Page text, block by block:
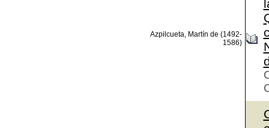
Azpilcueta, Martín de (1492-
1586)